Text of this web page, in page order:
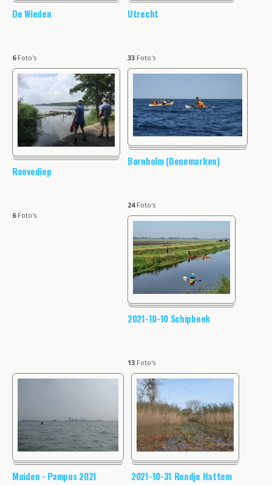
De Wieden
6Foto's
Utrecht
33 Foto's
Reevediep
6Foto's
Bornholm (Denemarken)
24Foto's
2021-10-10 Schipbeek
13 Foto's
Muiden - Pampus 2021 2021-10-31 Rondje Hattem